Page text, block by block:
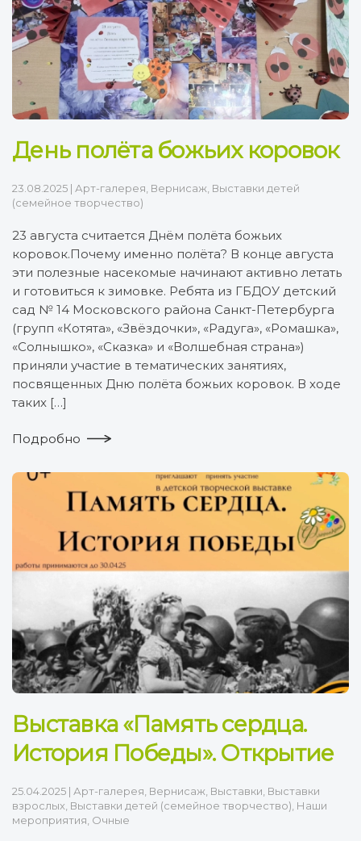
День полёта божьих коровок
23.08.2025 | Арт-галерея, Вернисаж, Выставки детей
(семейное творчество)
23 августа считается Днём полёта божьих
коровок.Почему именно полёта? В конце августа
эти полезные насекомые начинают активно летать
и готовиться к зимовке. Ребята из ГБДОУ детский
сад № 14 Московского района Санкт-Петербурга
(групп «Котята», «Звёздочки», «Радуга», «Ромашка»,
«Солнышко», «Сказка» и «Волшебная страна»)
приняли участие в тематических занятиях,
посвященных Дню полёта божьих коровок. В ходе
таких […]
Подробно
Выставка «Память сердца.
История Победы». Открытие
25.04.2025 | Арт-галерея Вернисаж Выставки Выставки
взрослых Выставки детей (семейное творчество) Наши
мероприятия Очные